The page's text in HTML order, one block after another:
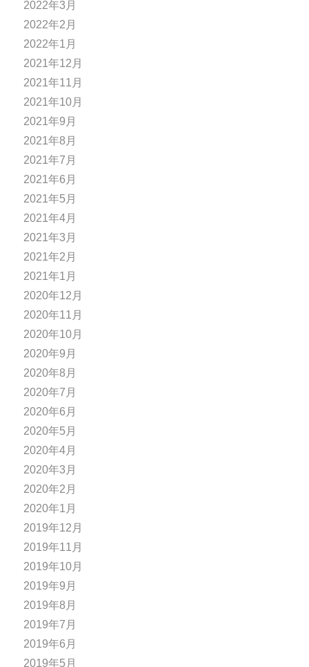
2022年3月
2022年2月
2022年1月
2021年12月
2021年11月
2021年10月
2021年9月
2021年8月
2021年7月
2021年6月
2021年5月
2021年4月
2021年3月
2021年2月
2021年1月
2020年12月
2020年11月
2020年10月
2020年9月
2020年8月
2020年7月
2020年6月
2020年5月
2020年4月
2020年3月
2020年2月
2020年1月
2019年12月
2019年11月
2019年10月
2019年9月
2019年8月
2019年7月
2019年6月
2019年5月